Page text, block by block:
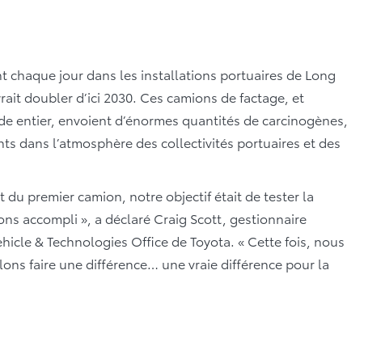
chaque jour dans les installations portuaires de Long
doubler d’ici 2030. Ces camions de factage, et
entier, envoient d’énormes quantités de carcinogènes,
dans l’atmosphère des collectivités portuaires et des
du premier camion, notre objectif était de tester la
accompli », a déclaré Craig Scott, gestionnaire
& Technologies Office de Toyota. « Cette fois, nous
faire une différence… une vraie différence pour la